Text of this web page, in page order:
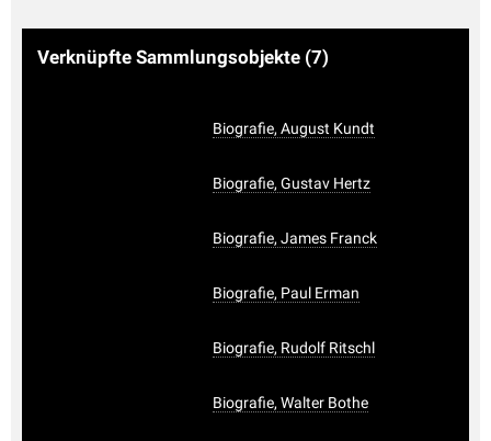
Verknüpfte Sammlungsobjekte (7)
Biografie, August Kundt
Biografie, Gustav Hertz
Biografie, James Franck
Biografie, Paul Erman
Biografie, Rudolf Ritschl
Biografie, Walter Bothe